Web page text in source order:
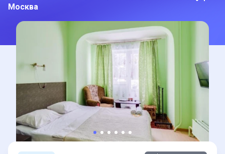
Москва